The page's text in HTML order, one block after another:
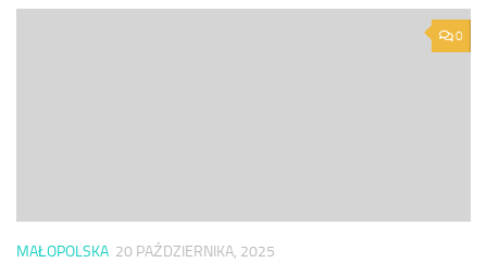
0
MAŁOPOLSKA 20 PAŹDZIERNIKA, 2025